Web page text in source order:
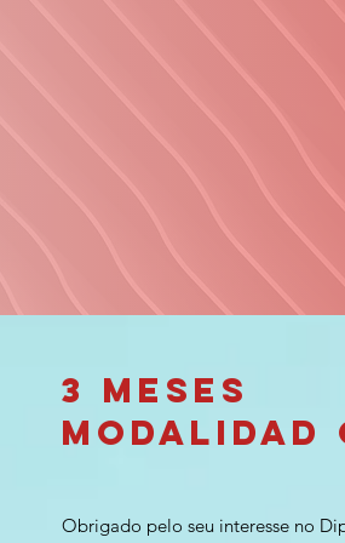
3 Meses
Modalidad
Obrigado pelo seu interesse no